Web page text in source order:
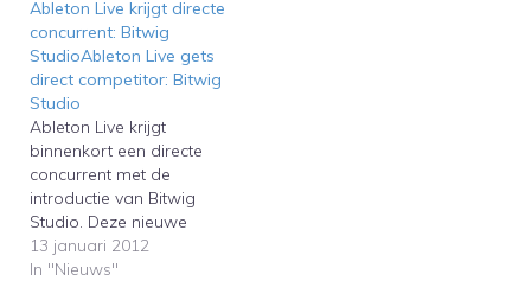
be released in the first
quarter of 2013. A
presentation of all
features is available now
on the new Ableton
website.
Ableton Live krijgt directe
concurrent: Bitwig
StudioAbleton Live gets
direct competitor: Bitwig
Studio
Ableton Live krijgt
binnenkort een directe
concurrent met de
introductie van Bitwig
Studio. Deze nieuwe
sequencer lijkt als twee
druppels water op
13 januari 2012
In "Nieuws"